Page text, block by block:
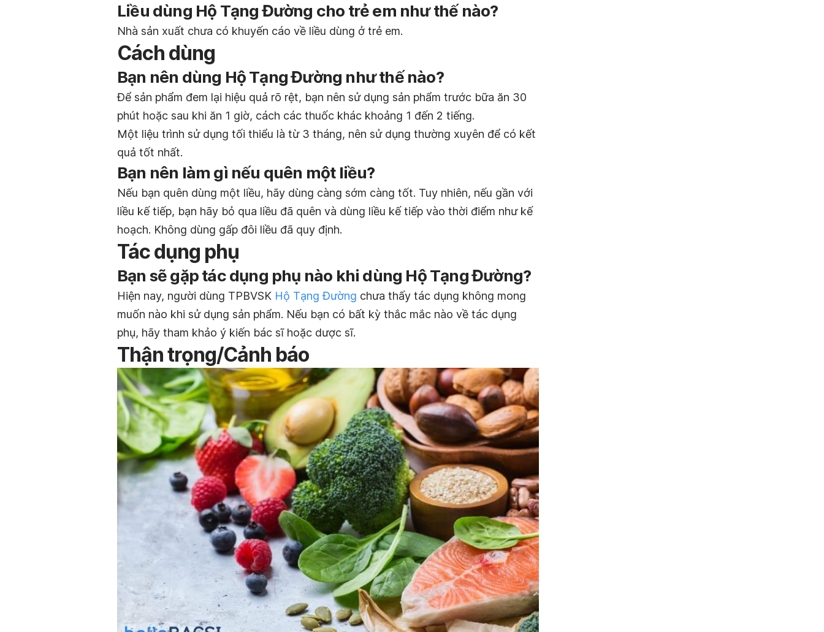
Liều dùng Hộ Tạng Đường cho trẻ em như thế nào?
Nhà sản xuất chưa có khuyến cáo về liều dùng ở trẻ em.
Cách dùng
Bạn nên dùng Hộ Tạng Đường như thế nào?
Để sản phẩm đem lại hiệu quả rõ rệt, bạn nên sử dụng sản phẩm trước bữa ăn 30
phút hoặc sau khi ăn 1 giờ, cách các thuốc khác khoảng 1 đến 2 tiếng.
Một liệu trình sử dụng tối thiểu là từ 3 tháng, nên sử dụng thường xuyên để có kết
quả tốt nhất.
Bạn nên làm gì nếu quên một liều?
Nếu bạn quên dùng một liều, hãy dùng càng sớm càng tốt. Tuy nhiên, nếu gần với
liều kế tiếp, bạn hãy bỏ qua liều đã quên và dùng liều kế tiếp vào thời điểm như kế
hoạch. Không dùng gấp đôi liều đã quy định.
Tác dụng phụ
Bạn sẽ gặp tác dụng phụ nào khi dùng Hộ Tạng Đường?
Hiện nay, người dùng TPBVSK Hộ Tạng Đường chưa thấy tác dụng không mong
muốn nào khi sử dụng sản phẩm. Nếu bạn có bất kỳ thắc mắc nào về tác dụng
phụ, hãy tham khảo ý kiến bác sĩ hoặc dược sĩ.
Thận trọng/Cảnh báo